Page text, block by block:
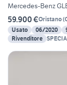
Mercedes-Benz
59.900 €Oristano(
Usato
06/2020
Rivenditore